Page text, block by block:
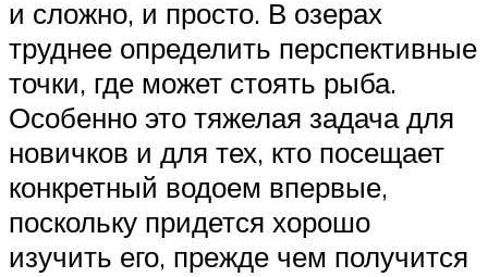
и сложно, и просто. В озерах
труднее определить перспективные
точки, где может стоять рыба.
Особенно это тяжелая задача для
новичков и для тех, кто посещает
конкретный водоем впервые,
поскольку придется хорошо
изучить его, прежде чем получится